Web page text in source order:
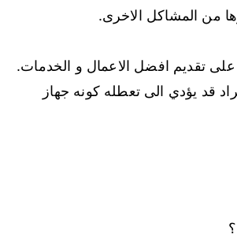
من المشاكل الاخرى.
تقديم افضل الاعمال و الخدمات.
قد يؤدي الى تعطله كونه جهاز